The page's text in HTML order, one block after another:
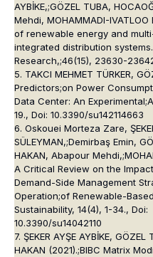
AYBİKE,;GÖZEL TUBA,
Mehdi, MOHAMMADI-
of renewable energy and
integrated distribution
Research,;46(15), 23630-
5. TAKCI MEHMET TÜRKER,
Predictors;on Power
Data Center: An
19., Doi: 10.3390/su142114663
6. Oskouei Morteza Zare,
SÜLEYMAN,;Demirbaş Emin,
HAKAN, Abapour
A Critical Review on the
Demand-Side Management
Operation;of Renewable-
Sustainability, 14(4), 1-34., Doi:
10.3390/su14042110
7. ŞEKER AYŞE AYBİKE,
HAKAN (2021).;BIBC Matrix